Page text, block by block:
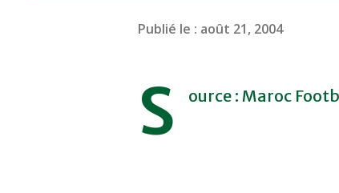
Publié le : août 21, 2004
S ource : Maroc